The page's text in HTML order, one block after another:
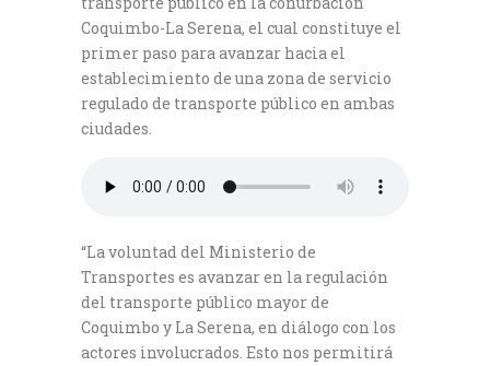
Coquimbo-La Serena, el cual constituye el
primer paso para avanzar hacia el
establecimiento de una zona de servicio
regulado de transporte público en ambas
ciudades.
“La voluntad del Ministerio de
Transportes es avanzar en la regulación
del transporte público mayor de
Coquimbo y La Serena, en diálogo con los
actores involucrados. Esto nos permitirá